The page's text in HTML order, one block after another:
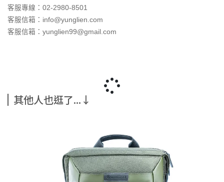
客服專線：02-2980-8501
客服信箱：info@yunglien.com
客服信箱：yunglien99@gmail.com
其他人也逛了...↓